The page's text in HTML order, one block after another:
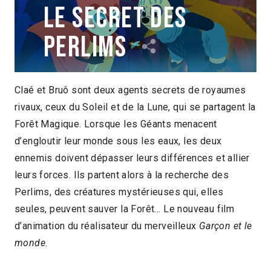
Le Secret des
Perlims
Alê Abreu Brésil 2022
1h15
2023 > Reprises
Claé et Bruô sont deux agents secrets de royaumes
rivaux, ceux du Soleil et de la Lune, qui se partagent la
Forêt Magique. Lorsque les Géants menacent
d’engloutir leur monde sous les eaux, les deux
ennemis doivent dépasser leurs différences et allier
leurs forces. Ils partent alors à la recherche des
Perlims, des créatures mystérieuses qui, elles
seules, peuvent sauver la Forêt… Le nouveau film
d’animation du réalisateur du merveilleux Garçon et le
monde.